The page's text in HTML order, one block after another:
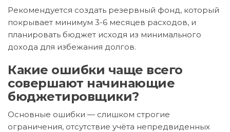
Рекомендуется создать резервный фонд, который
покрывает минимум 3-6 месяцев расходов, и
планировать бюджет исходя из минимального
дохода для избежания долгов.
Какие ошибки чаще всего
совершают начинающие
бюджетировщики?
Основные ошибки — слишком строгие
ограничения, отсутствие учёта непредвиденных